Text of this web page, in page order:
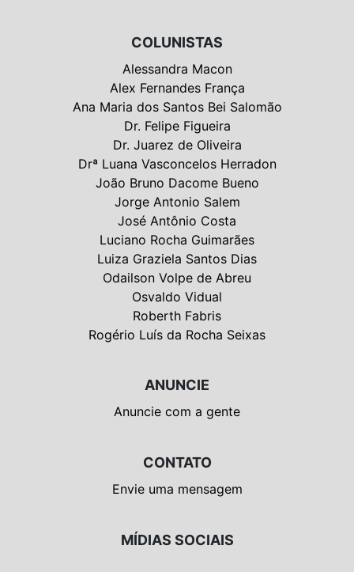
COLUNISTAS
Alessandra Macon
Alex Fernandes França
Ana Maria dos Santos Bei Salomão
Dr. Felipe Figueira
Dr. Juarez de Oliveira
Drª Luana Vasconcelos Herradon
João Bruno Dacome Bueno
Jorge Antonio Salem
José Antônio Costa
Luciano Rocha Guimarães
Luiza Graziela Santos Dias
Odailson Volpe de Abreu
Osvaldo Vidual
Roberth Fabris
Rogério Luís da Rocha Seixas
ANUNCIE
Anuncie com a gente
CONTATO
Envie uma mensagem
MÍDIAS SOCIAIS